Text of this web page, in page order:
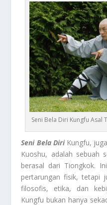
Seni Bela Diri Kungfu Asal
Seni Bela DiriKungfu,
Kuoshu, adalah sebuah
berasal dari Tiongkok.
pertarungan fisik, tetapi
filosofis, etika, dan
Kungfu bukan hanya